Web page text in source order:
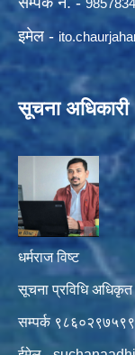
इमेल -
सूचना अधिकारी
धर्मराज विष्ट
सूचना प्रविधि अधिकृत
सम्पर्क ९८६०२९७५९९